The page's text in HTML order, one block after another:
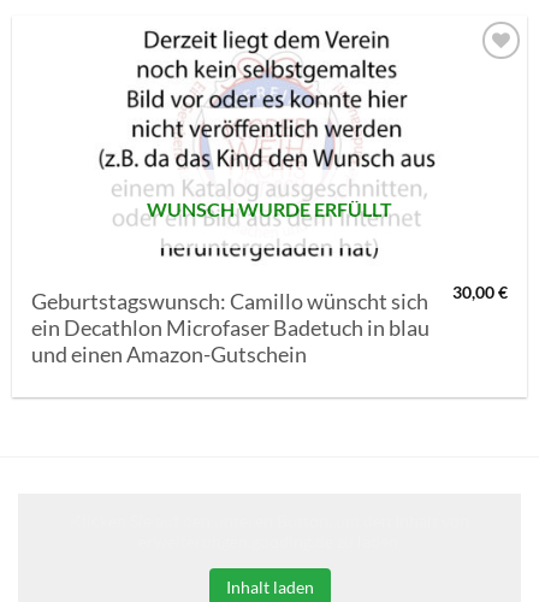
WUNSCH WURDE ERFÜLLT
Geburtstagswunsch: Camillo wünscht sich
ein Decathlon Microfaser Badetuch in blau
und einen Amazon-Gutschein
30,00€
Inhalt laden